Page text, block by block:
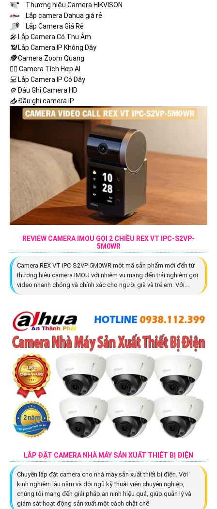
Thương hiệu Camera HIKVISON
Lắp camera Dahua giá rẻ
Lắp Camera Giá Rẻ
️🎤️ Lắp Camera Có Thu Âm
📶Lắp Camera IP Không Dây
🕵️Camera Zoom Quang
🧛‍♀️ Camera Tích Hợp AI
💻Lắp Camera IP Có Dây
⚙️Đầu Ghi Camera HD
📥Đầu ghi camera IP
REVIEW CAMERA IMOU GỌI 2 CHIỀU REX VT IPC-S2VP-
5M0WR
Camera REX VT IPC-S2VP-5M0WR một mã sản phẩm mới đến từ
thương hiệu camera IMOU với nhiệm vụ mang đến trải nghiệm gọi
video nhanh chóng và chính xác cho người già và trẻ em. Với...
LẮP ĐẶT CAMERA NHÀ MÁY SẢN XUẤT THIẾT BỊ ĐIỆN
Chuyên lắp đặt camera cho nhà máy sản xuất thiết bị điện. Với
kinh nghiệm lâu năm và đội ngũ kỹ thuật viên chuyên nghiệp,
chúng tôi mang đến giải pháp an ninh hiệu quả, giúp quản lý và
giám sát hoạt động sản xuất một cách chặt chẽ